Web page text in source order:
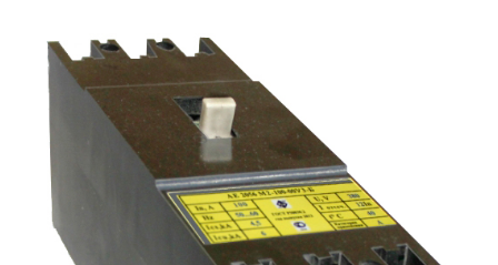
Стремянки с
Стремянки с